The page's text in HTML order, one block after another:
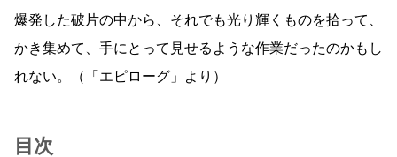
爆発した破片の中から、それでも光り輝くものを拾って、
かき集めて、手にとって見せるような作業だったのかもし
れない。（「エピローグ」より）
目次